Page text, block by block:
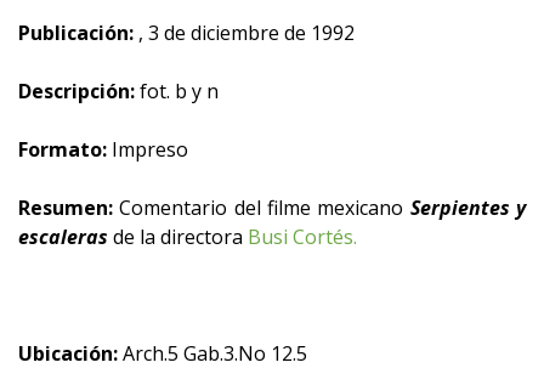
Publicación: , 3 de diciembre de 1992
Descripción:fot. b y n
Formato: Impreso
Resumen: Comentario del filme mexicano Serpientes y
escaleras de la directora Busi Cortés.
Ubicación:Arch.5 Gab.3.No 12.5